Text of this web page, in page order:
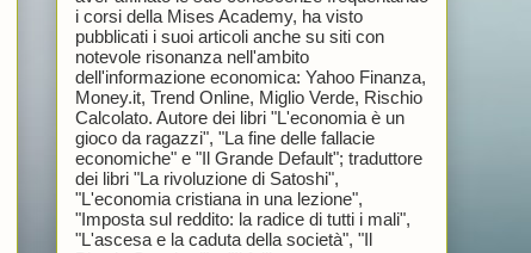
i corsi della Mises Academy, ha visto
pubblicati i suoi articoli anche su siti con
notevole risonanza nell'ambito
dell'informazione economica: Yahoo Finanza,
Money.it, Trend Online, Miglio Verde, Rischio
Calcolato. Autore dei libri "L'economia è un
gioco da ragazzi", "La fine delle fallacie
economiche" e "Il Grande Default"; traduttore
dei libri "La rivoluzione di Satoshi",
"L'economia cristiana in una lezione",
"Imposta sul reddito: la radice di tutti i mali",
"L'ascesa e la caduta della società", "Il